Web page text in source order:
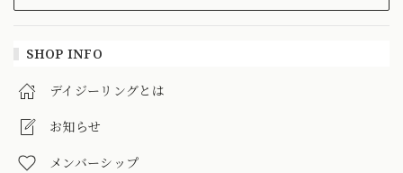
SHOP INFO
デイジーリングとは
お知らせ
メンバーシップ